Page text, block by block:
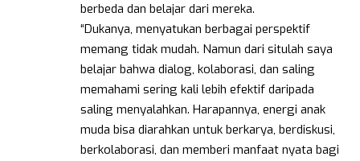
berbeda dan belajar dari mereka.
“Dukanya, menyatukan berbagai perspektif
memang tidak mudah. Namun dari situlah saya
belajar bahwa dialog, kolaborasi, dan saling
memahami sering kali lebih efektif daripada
saling menyalahkan. Harapannya, energi anak
muda bisa diarahkan untuk berkarya, berdiskusi,
berkolaborasi, dan memberi manfaat nyata bagi